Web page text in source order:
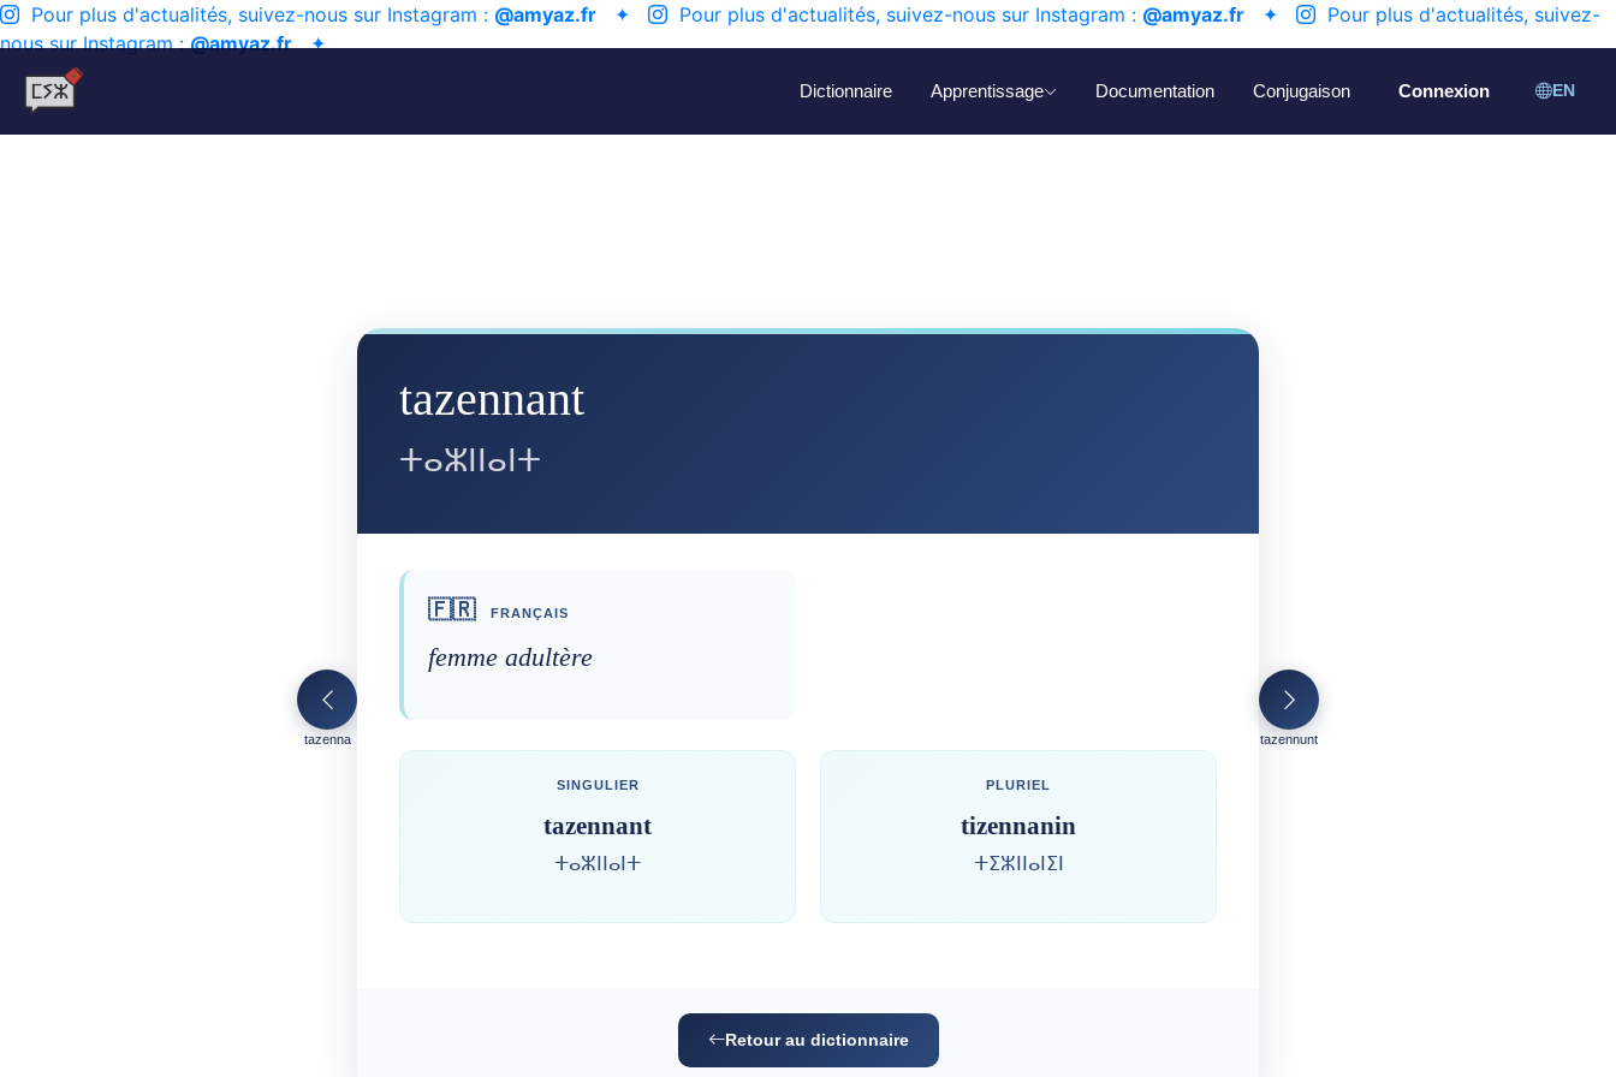
Pour plus d'actualités, suivez-nous sur Instagram : @amyaz.fr ✦ Pour plus d'actualités, suivez-nous sur Instagram : @amyaz.fr ✦
Pour plus d'actualités, suivez-
nous sur Instagram :@amyaz.fr✦
Dictionnaire Apprentissage Documentation Conjugaison Connexion EN
tazenna
tazennant
ⵜⴰⵣⵏⵏⴰⵏⵜ
🇫🇷 FRANÇAIS
femme adultère
SINGULIER
tazennant
ⵜⴰⵣⵏⵏⴰⵏⵜ
PLURIEL
tizennanin
ⵜⵉⵣⵏⵏⴰⵏⵉⵏ
Retour au dictionnaire
tazennunt